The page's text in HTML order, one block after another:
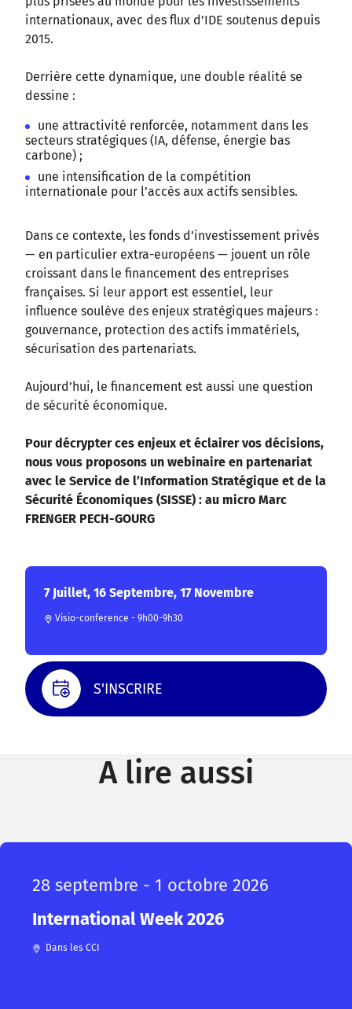
internationaux, avec des flux d’IDE soutenus depuis
2015.
Derrière cette dynamique, une double réalité se
dessine :
une attractivité renforcée, notamment dans les
secteurs stratégiques (IA, défense, énergie bas
carbone) ;
une intensification de la compétition
internationale pour l’accès aux actifs sensibles.
Dans ce contexte, les fonds d’investissement privés
— en particulier extra-européens — jouent un rôle
croissant dans le financement des entreprises
françaises. Si leur apport est essentiel, leur
influence soulève des enjeux stratégiques majeurs :
gouvernance, protection des actifs immatériels,
sécurisation des partenariats.
Aujourd’hui, le financement est aussi une question
de sécurité économique.
Pour décrypter ces enjeux et éclairer vos décisions,
nous vous proposons un webinaire en partenariat
avec le Service de l’Information Stratégique et de la
Sécurité Économiques (SISSE) : au micro Marc
FRENGER PECH-GOURG
7 Juillet, 16 Septembre, 17 Novembre
Visio-conference - 9h00-9h30
S'INSCRIRE
A lire aussi
28 septembre - 1 octobre 2026
International Week 2026
Dans les CCI